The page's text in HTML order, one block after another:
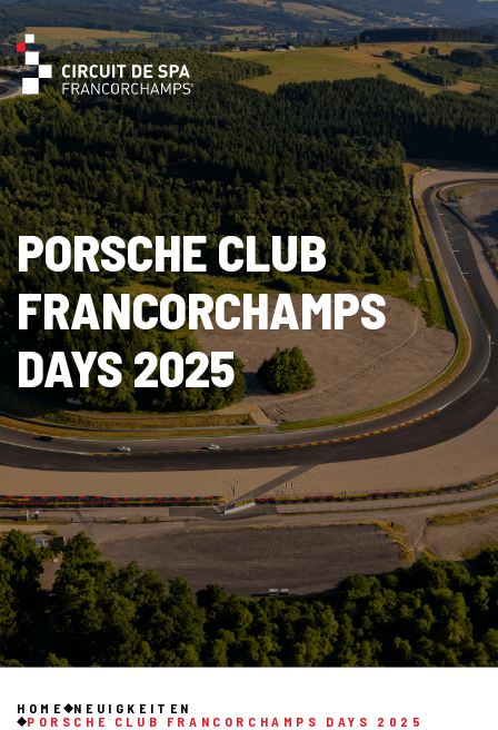
PORSCHE CLUB
FRANCORCHAMPS
DAYS 2025
HOME
NEUIGKEITEN
PORSCHE CLUB FRANCORCHAMPS DAYS 2025